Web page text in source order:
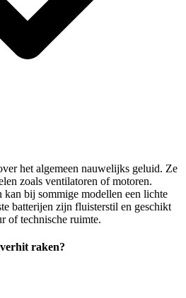
het algemeen nauwelijks geluid. Ze
zoals ventilatoren of motoren.
kan bij sommige modellen een lichte
batterijen zijn fluisterstil en geschikt
of technische ruimte.
raken?